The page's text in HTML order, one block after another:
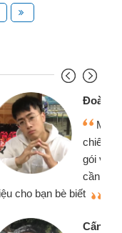
nên định cầm cố
thật may đã có
online không
tiện lợi, sẽ giới
hóa